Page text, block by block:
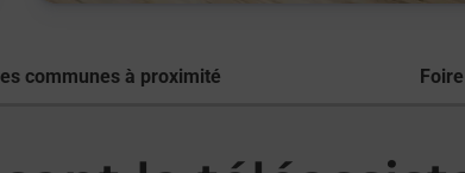
communes à proximité